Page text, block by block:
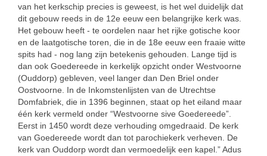
van het kerkschip precies is geweest, is het wel duidelijk dat
dit gebouw reeds in de 12e eeuw een belangrijke kerk was.
Het gebouw heeft - te oordelen naar het rijke gotische koor
en de laatgotische toren, die in de 18e eeuw een fraaie witte
spits had - nog lang zijn betekenis gehouden. Lange tijd is
dan ook Goedereede in kerkelijk opzicht onder Westvoorne
(Ouddorp) gebleven, veel langer dan Den Briel onder
Oostvoorne. In de Inkomstenlijsten van de Utrechtse
Domfabriek, die in 1396 beginnen, staat op het eiland maar
één kerk vermeld onder “Westvoorne sive Goedereede”.
Eerst in 1450 wordt deze verhouding omgedraaid. De kerk
van Goedereede wordt dan tot parochiekerk verheven. De
kerk van Ouddorp wordt dan vermoedelijk een kapel.” Adus